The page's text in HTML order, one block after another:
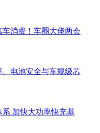
消费！车圈大佬两会
电池安全与车规级芯
加快大功率快充基